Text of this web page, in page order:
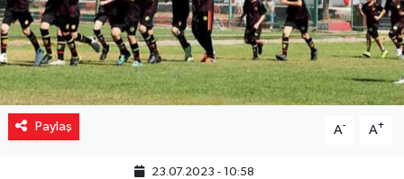
Paylaş A- A+
23.07.2023 - 10:58